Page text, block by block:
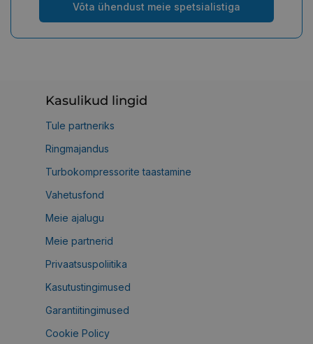
Võta ühendust meie spetsialistiga
Kasulikud lingid
Tule partneriks
Ringmajandus
Turbokompressorite taastamine
Vahetusfond
Meie ajalugu
Meie partnerid
Privaatsuspoliitika
Kasutustingimused
Garantiitingimused
Cookie Policy